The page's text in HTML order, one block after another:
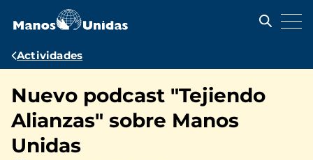
contenido
Ruta
navegación
Actividades
Nuevo podcast "Tejiendo
Alianzas" sobre Manos
Unidas